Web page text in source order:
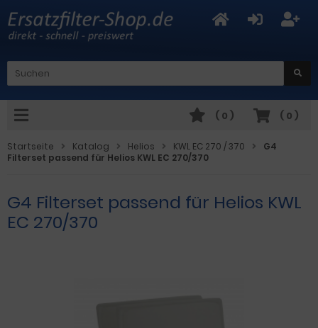
( 0 )
( 0 )
Startseite Katalog Helios KWL EC 270 / 370
G4
Filterset passend für Helios KWL EC 270/370
G4 Filterset passend für Helios KWL
EC 270/370